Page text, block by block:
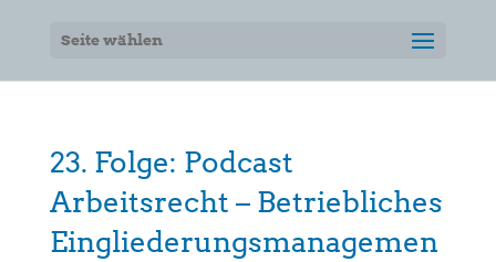
Seite wählen
23. Folge: Podcast
Arbeitsrecht – Betriebliches
Eingliederungsmanagemen